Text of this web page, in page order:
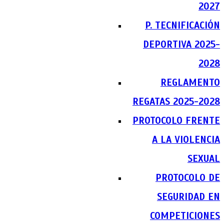
2027
P. TECNIFICACIÓN
DEPORTIVA 2025-
2028
REGLAMENTO
REGATAS 2025-2028
PROTOCOLO FRENTE
A LA VIOLENCIA
SEXUAL
PROTOCOLO DE
SEGURIDAD EN
COMPETICIONES